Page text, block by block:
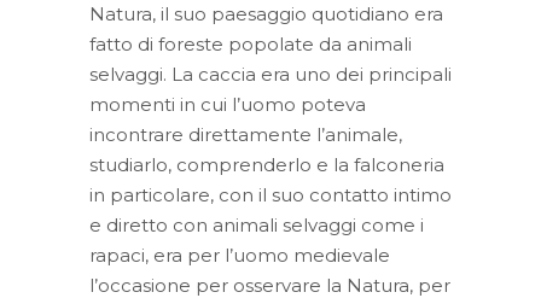
Natura, il suo paesaggio quotidiano era
fatto di foreste popolate da animali
selvaggi. La caccia era uno dei principali
momenti in cui l’uomo poteva
incontrare direttamente l’animale,
studiarlo, comprenderlo e la falconeria
in particolare, con il suo contatto intimo
e diretto con animali selvaggi come i
rapaci, era per l’uomo medievale
l’occasione per osservare la Natura, per